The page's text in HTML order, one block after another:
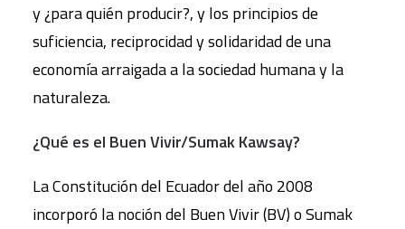
y ¿para quién producir?, y los principios de
suficiencia, reciprocidad y solidaridad de una
economía arraigada a la sociedad humana y la
naturaleza.
¿Qué es el Buen Vivir/Sumak Kawsay?
La Constitución del Ecuador del año 2008
incorporó la noción del Buen Vivir (BV) o Sumak